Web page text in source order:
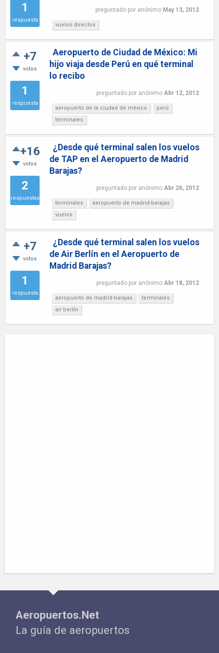
1
respuesta
preguntado por anónimo May 13, 2012
vuelos directos
+7
votos
1
respuesta
Aeropuerto de Ciudad de México: Mi
hijo viaja desde Perú en qué terminal
lo recibo
preguntado por anónimo Abr 12, 2012
aeropuerto de la ciudad de méxico
perú
terminales
+16
votos
2
respuestas
¿Desde qué terminal salen los vuelos
de TAP en el Aeropuerto de Madrid
Barajas?
preguntado por anónimo Abr 26, 2012
terminales
aeropuerto de madrid-barajas
vuelos
+7
votos
1
respuesta
¿Desde qué terminal salen los vuelos
de Air Berlín en el Aeropuerto de
Madrid Barajas?
preguntado por anónimo Abr 18, 2012
aeropuerto de madrid-barajas
terminales
air berlín
Aeropuertos.Net
La guía de aeropuertos